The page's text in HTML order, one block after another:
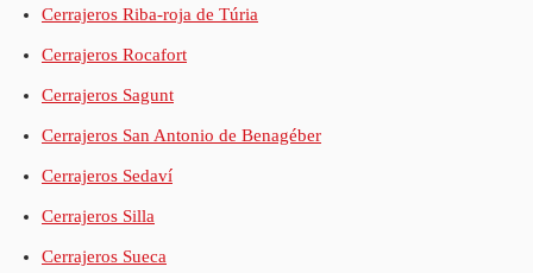
Cerrajeros Riba-roja de Túria
Cerrajeros Rocafort
Cerrajeros Sagunt
Cerrajeros San Antonio de Benagéber
Cerrajeros Sedaví
Cerrajeros Silla
Cerrajeros Sueca